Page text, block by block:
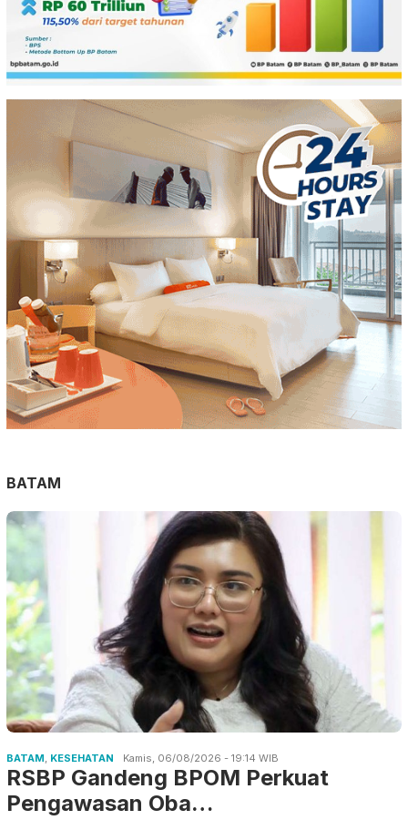
BATAM
BATAM KESEHATAN Kamis, 06/08/2026 - 19:14 WIB
RSBP Gandeng BPOM Perkuat
Pengawasan Oba…